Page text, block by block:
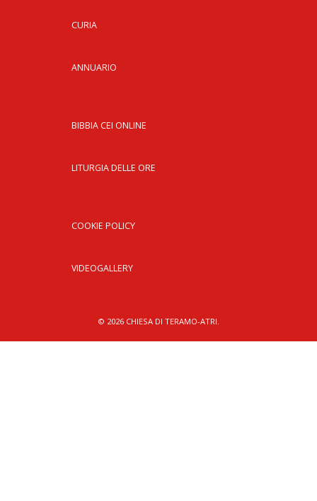
CURIA
ANNUARIO
BIBBIA CEI ONLINE
LITURGIA DELLE ORE
COOKIE POLICY
VIDEOGALLERY
© 2026 CHIESA DI TERAMO-ATRI.